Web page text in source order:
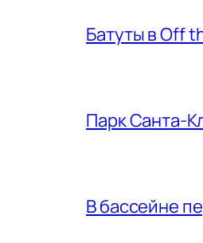
Батуты в Off
Парк Санта-
В бассейне